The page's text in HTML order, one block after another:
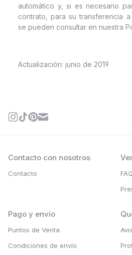
automático y, si es necesario
contrato, para su transferencia
se pueden consultar en nuestra
Actualización: junio de 2019
Contacto con nosotros
Contacto
FAQ
Pago y envío
Puntos de Venta
Condiciones de envío